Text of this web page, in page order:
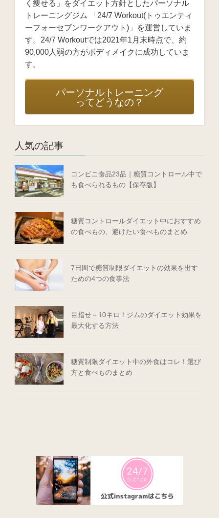
く痩せる」をダイエット方針としたパーソナル
トレーニングジム 「24/7 Workout(トゥエンティ
ーフォーセブンワークアウト)」を運営していま
す。24/7 Workoutでは2021年1月末時点で、約
90,000人弱の方がボディメイクに成功していま
す。
パーソナルトレーニング
ってどうなの？
人気の記事
コンビニ食品23品｜糖質コントロール中で
も食べられるもの【保存版】
糖質コントロールダイエット中におすすめ
の食べもの、避けたい食べものまとめ
7日間で糖質制限ダイエットの効果を出す
ための4つの食事法
目指せ－10キロ！ジムのダイエット効果を
最大化する方法
糖質制限ダイエット中の外食はコレ！選び
方と食べものまとめ